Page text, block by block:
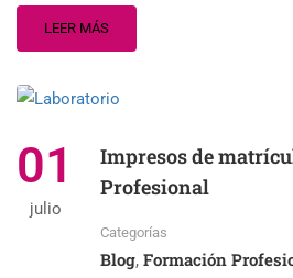
LEER MÁS
01
julio
Impresos de
Profesional
Categorías
Blog, Formación